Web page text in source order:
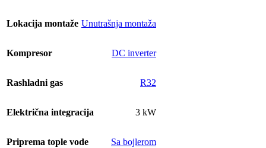
Lokacija montaže Unutrašnja montaža
Kompresor DC inverter
Rashladni gas R32
Električna integracija 3 kW
Priprema tople vode
Sa bojlerom